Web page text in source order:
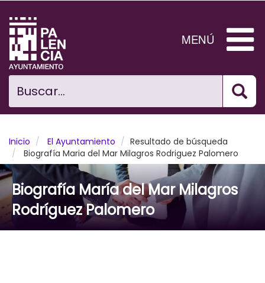
contenido
principal
Buscar...
MENÚ
Ciudad
El Ayuntamiento
Noticias
Planificación Ciudad
Areas municipales
Tramita
Inicio El Ayuntamiento
Resultado de búsqueda
Biografía Maria del Mar Milagros Rodriguez Palomero
Biografía María del Mar Milagros
Rodríguez Palomero